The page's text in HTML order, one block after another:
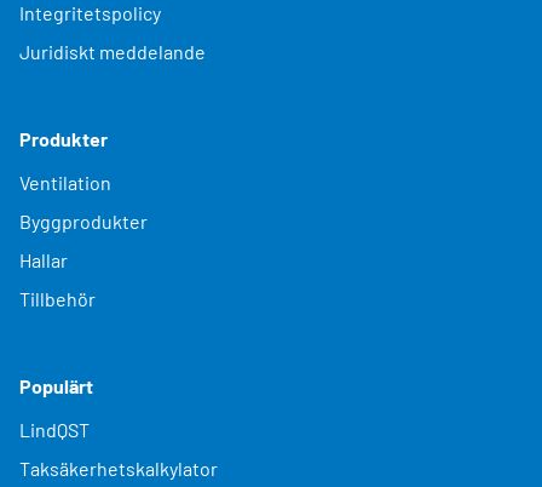
Integritetspolicy
Juridiskt meddelande
Produkter
Ventilation
Byggprodukter
Hallar
Tillbehör
Populärt
LindQST
Taksäkerhetskalkylator